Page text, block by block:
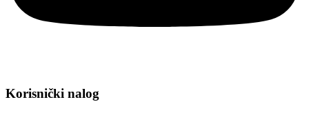
Korisnički nalog